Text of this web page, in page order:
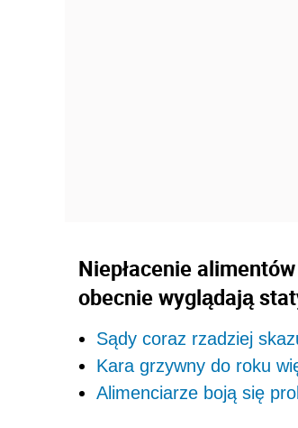
Niepłacenie
obecnie wyglądają
Sądy coraz rzadziej
Kara grzywny do roku
Alimenciarze boją się